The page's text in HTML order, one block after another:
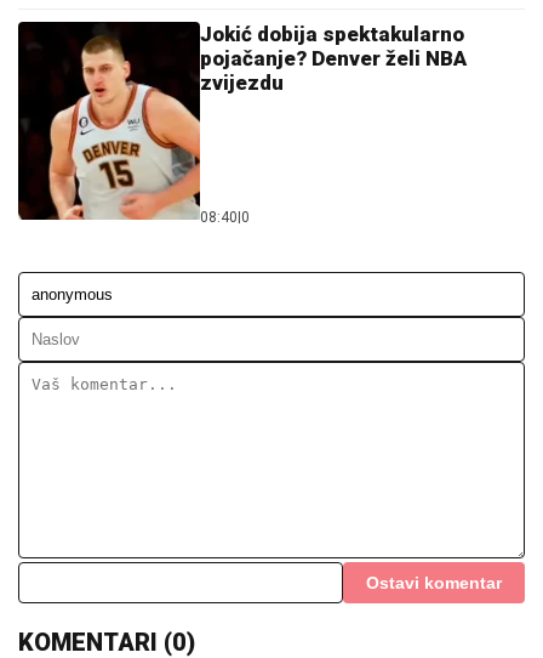
Jokić dobija spektakularno
pojačanje? Denver želi NBA
zvijezdu
08:40|0
Ostavi komentar
KOMENTARI (0)